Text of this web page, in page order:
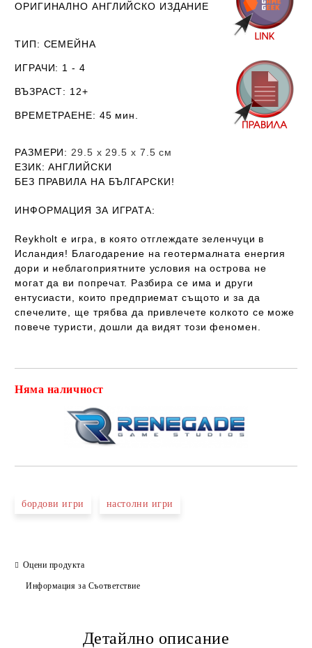
ОРИГИНАЛНО АНГЛИЙСКО ИЗДАНИЕ
ТИП: СЕМЕЙНА
ИГРАЧИ: 1 - 4
ВЪЗРАСТ: 12+
ВРЕМЕТРАЕНЕ: 45 мин.
РАЗМЕРИ: 29.5 х 29.5 х 7.5 см
ЕЗИК: АНГЛИЙСКИ
БЕЗ ПРАВИЛА НА БЪЛГАРСКИ!
ИНФОРМАЦИЯ ЗА ИГРАТА:
Reykholt е игра, в която отглеждате зеленчуци в
Исландия! Благодарение на геотермалната енергия
дори и неблагоприятните условия на острова не
могат да ви попречат. Разбира се има и други
ентусиасти, които предприемат същото и за да
спечелите, ще трябва да привлечете колкото се може
повече туристи, дошли да видят този феномен.
Няма наличност
бордови игри настолни игри
Оцени продукта
Информация за Съответствие
Детайлно описание